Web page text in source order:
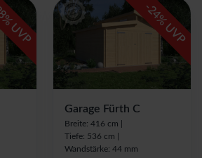
% UVP
-
24
% UVP
Garage Fürth C
Breite: 416 cm |
Tiefe: 536 cm |
Wandstärke: 44 mm